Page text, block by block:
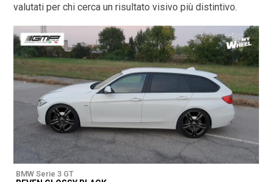
valutati per chi cerca un risultato visivo più distintivo.
BMW Serie 3 GT